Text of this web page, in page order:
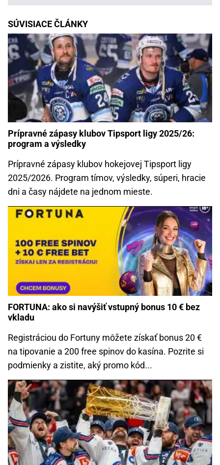
SÚVISIACE ČLÁNKY
Prípravné zápasy klubov Tipsport ligy 2025/26:
program a výsledky
Prípravné zápasy klubov hokejovej Tipsport ligy
2025/2026. Program tímov, výsledky, súperi, hracie
dni a časy nájdete na jednom mieste.
FORTUNA: ako si navýšiť vstupný bonus 10 € bez
vkladu
Registráciou do Fortuny môžete získať bonus 20 €
na tipovanie a 200 free spinov do kasína. Pozrite si
podmienky a zistite, aký promo kód...